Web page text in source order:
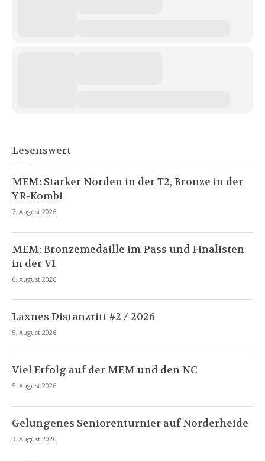
Lesenswert
MEM: Starker Norden in der T2, Bronze in der
YR-Kombi
7. August 2026
MEM: Bronzemedaille im Pass und Finalisten
in der V1
6. August 2026
Laxnes Distanzritt #2 / 2026
5. August 2026
Viel Erfolg auf der MEM und den NC
5. August 2026
Gelungenes Seniorenturnier auf Norderheide
3. August 2026